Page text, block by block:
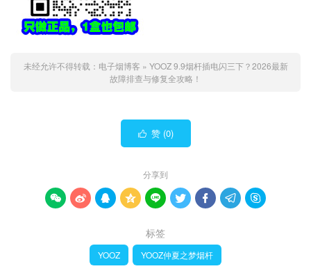
未经允许不得转载： 电子烟博客 » YOOZ 9.9烟杆插电闪三下？2026最新
故障排查与修复全攻略！
 赞 (0)
分享到
        
标签
YOOZ YOOZ仲夏之梦烟杆